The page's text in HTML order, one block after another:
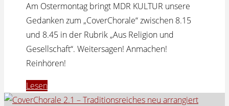
Am Ostermontag bringt MDR KULTUR unsere
Gedanken zum „CoverChorale“ zwischen 8.15
und 8.45 in der Rubrik „Aus Religion und
Gesellschaft“. Weitersagen! Anmachen!
Reinhören!
Lesen"CoverChorale
im